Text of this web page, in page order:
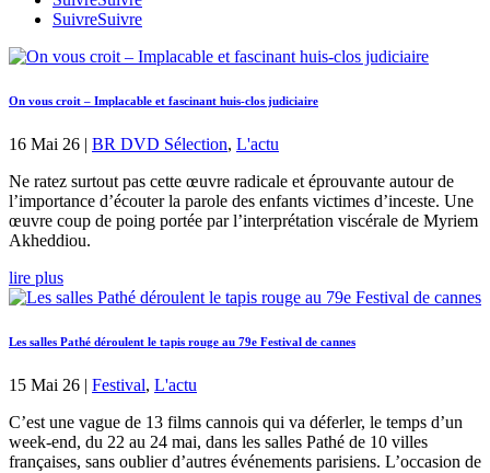
SuivreSuivre
On vous croit – Implacable et fascinant huis-clos judiciaire
16 Mai 26 | BR DVD Sélection, L'actu
Ne ratez surtout pas cette œuvre radicale et éprouvante autour de
l’importance d’écouter la parole des enfants victimes d’inceste. Une
œuvre coup de poing portée par l’interprétation viscérale de Myriem
Akheddiou.
lire plus
Les salles Pathé déroulent le tapis rouge au 79e Festival de cannes
15 Mai 26 | Festival, L'actu
C’est une vague de 13 films cannois qui va déferler, le temps d’un
week-end, du 22 au 24 mai, dans les salles Pathé de 10 villes
françaises, sans oublier d’autres événements parisiens. L’occasion de